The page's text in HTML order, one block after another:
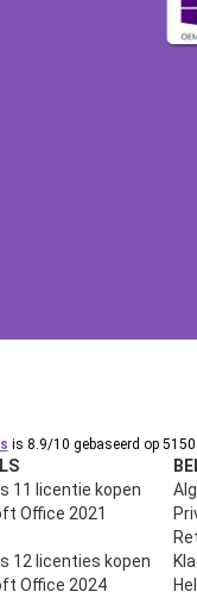
is 8.9/10 gebaseerd op
11 licentie kopen
Office 2021
12 licenties kopen
Office 2024